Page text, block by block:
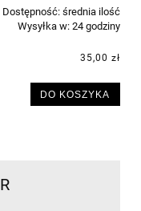
Dostępność: średnia ilość
Wysyłka w: 24 godziny
35,00 zł
DO KOSZYKA